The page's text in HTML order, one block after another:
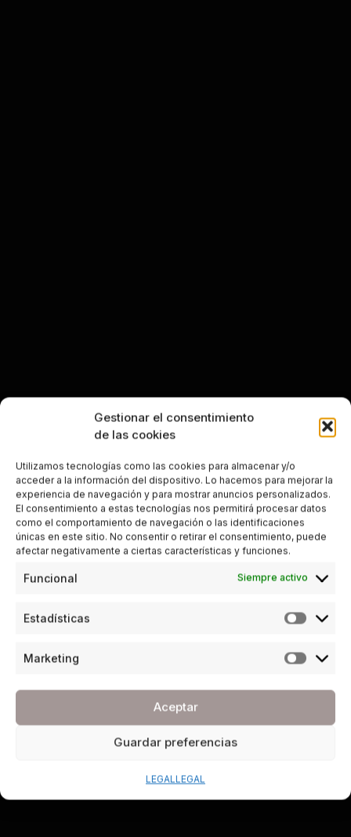
Gestionar el consentimiento
de las cookies
Utilizamos tecnologías como las cookies para almacenar y/o
acceder a la información del dispositivo. Lo hacemos para mejorar la
experiencia de navegación y para mostrar anuncios personalizados.
El consentimiento a estas tecnologías nos permitirá procesar datos
como el comportamiento de navegación o las identificaciones
únicas en este sitio. No consentir o retirar el consentimiento, puede
afectar negativamente a ciertas características y funciones.
Funcional Siempre activo
Estadísticas
Marketing
Aceptar
Guardar preferencias
LEGALLEGAL